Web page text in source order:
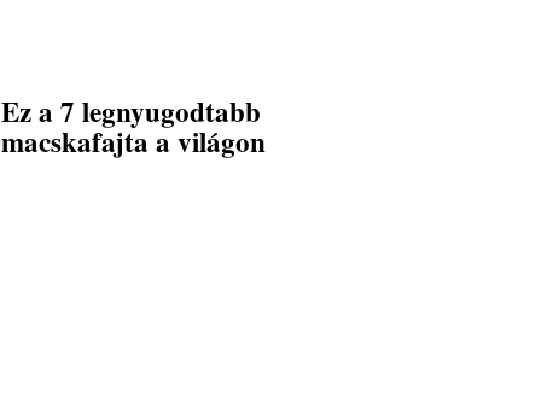
Ez a 7 legnyugodtabb
macskafajta a világon